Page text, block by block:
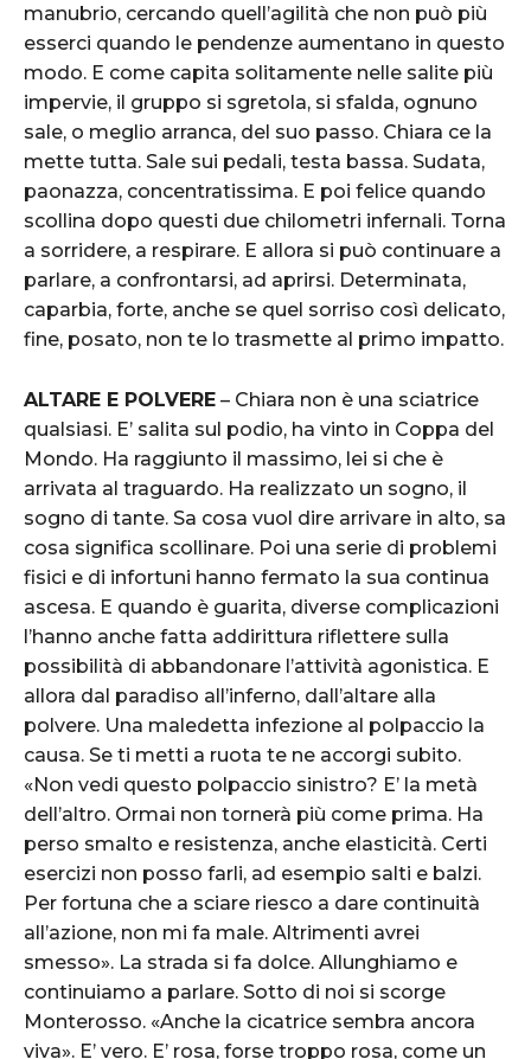
manubrio, cercando quell’agilità che non può più
esserci quando le pendenze aumentano in questo
modo. E come capita solitamente nelle salite più
impervie, il gruppo si sgretola, si sfalda, ognuno
sale, o meglio arranca, del suo passo. Chiara ce la
mette tutta. Sale sui pedali, testa bassa. Sudata,
paonazza, concentratissima. E poi felice quando
scollina dopo questi due chilometri infernali. Torna
a sorridere, a respirare. E allora si può continuare a
parlare, a confrontarsi, ad aprirsi. Determinata,
caparbia, forte, anche se quel sorriso così delicato,
fine, posato, non te lo trasmette al primo impatto.
ALTARE E POLVERE – Chiara non è una sciatrice
qualsiasi. E’ salita sul podio, ha vinto in Coppa del
Mondo. Ha raggiunto il massimo, lei si che è
arrivata al traguardo. Ha realizzato un sogno, il
sogno di tante. Sa cosa vuol dire arrivare in alto, sa
cosa significa scollinare. Poi una serie di problemi
fisici e di infortuni hanno fermato la sua continua
ascesa. E quando è guarita, diverse complicazioni
l’hanno anche fatta addirittura riflettere sulla
possibilità di abbandonare l’attività agonistica. E
allora dal paradiso all’inferno, dall’altare alla
polvere. Una maledetta infezione al polpaccio la
causa. Se ti metti a ruota te ne accorgi subito.
«Non vedi questo polpaccio sinistro? E’ la metà
dell’altro. Ormai non tornerà più come prima. Ha
perso smalto e resistenza, anche elasticità. Certi
esercizi non posso farli, ad esempio salti e balzi.
Per fortuna che a sciare riesco a dare continuità
all’azione, non mi fa male. Altrimenti avrei
smesso». La strada si fa dolce. Allunghiamo e
continuiamo a parlare. Sotto di noi si scorge
Monterosso. «Anche la cicatrice sembra ancora
viva». E’ vero. E’ rosa, forse troppo rosa, come un